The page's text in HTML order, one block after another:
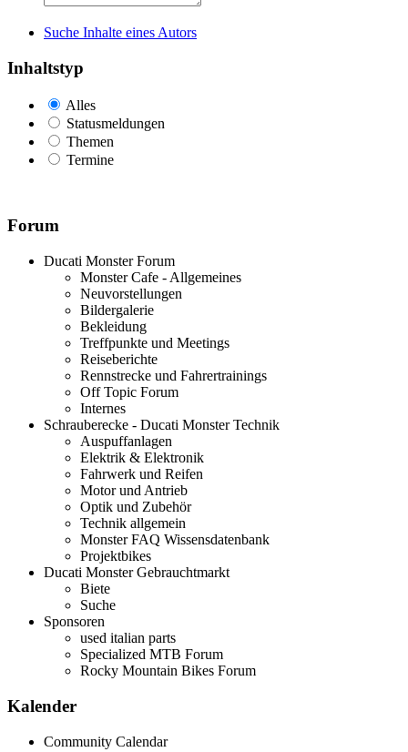
Suche Inhalte eines Autors
Inhaltstyp
Alles
Statusmeldungen
Themen
Termine
Forum
Ducati Monster Forum
Monster Cafe - Allgemeines
Neuvorstellungen
Bildergalerie
Bekleidung
Treffpunkte und Meetings
Reiseberichte
Rennstrecke und Fahrertrainings
Off Topic Forum
Internes
Schrauberecke - Ducati Monster Technik
Auspuffanlagen
Elektrik & Elektronik
Fahrwerk und Reifen
Motor und Antrieb
Optik und Zubehör
Technik allgemein
Monster FAQ Wissensdatenbank
Projektbikes
Ducati Monster Gebrauchtmarkt
Biete
Suche
Sponsoren
used italian parts
Specialized MTB Forum
Rocky Mountain Bikes Forum
Kalender
Community Calendar